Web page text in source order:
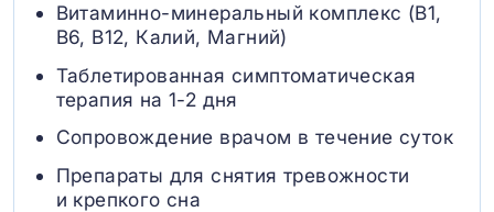
Витаминно-минеральный комплекс (B1,
B6, В12, Калий, Магний)
Таблетированная симптоматическая
терапия на 1-2 дня
Сопровождение врачом в течение суток
Препараты для снятия тревожности
и крепкого сна